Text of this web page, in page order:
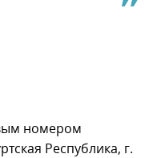
номером
Республика, г.